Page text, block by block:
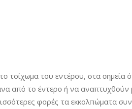
τοίχωμα του εντέρου, στα
από το έντερο ή να αναπτυχθούν
φορές τα εκκολπώματα